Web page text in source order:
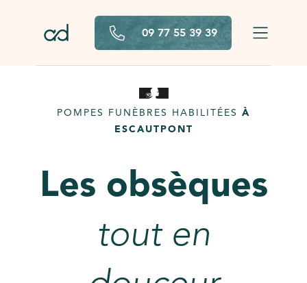
09 77 55 39 39
POMPES FUNÈBRES HABILITÉES À
ESCAUTPONT
Les obsèques
tout en